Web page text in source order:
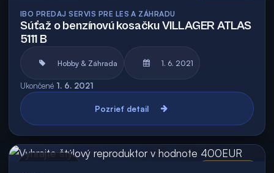
IBO PREDAJ SERVIS PRE LES A ZÁHRADU
Súťaž o benzínovú kosačku VILLAGER ATLAS
5111 B
Hobby & Záhrada 1. 6. 2021
Ukončené 1. 6. 2021
Pozrieť detail